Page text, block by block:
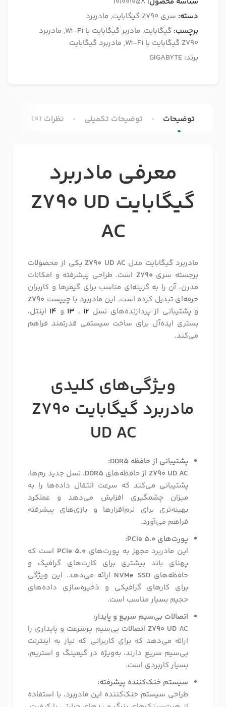
دسته: سری Z790 گیگابایت , مادربرد
برچسب: گیگابایت, مادربر گیگابایت با Wi-Fi , مادربرد
Z790 گیگابایت با Wi-Fi
, مادربرد گیگابایت
برند: GIGABYTE
توضیحات توضیحات تکمیلی نظرات (0)
معرفی مادربرد
گیگابایت Z790 UD
AC
مادربرد گیگابایت مدل Z790 UD ACیکی از محصولات
برجسته سری Z790 است. طراحی پیشرفته و امکانات
مدرن، آن را به گزینه‌ای مناسب برای گیمرها و کاربران
حرفه‌ای تبدیل کرده است. این مادربرد با چیپست Z790
و پشتیبانی از پردازنده‌های نسل 12 ، 13 و 14 اینتل،
بستری ایده‌آل برای ساخت سیستمی قدرتمند فراهم
می‌کند.
ویژگی‌های کلیدی
مادربرد گیگابایت Z790
UD AC
پشتیبانی از حافظه DDR5:
Z790 UD AC از حافظه‌های DDR5، نسل جدید رم‌ها،
پشتیبانی می‌کند که سرعت انتقال داده‌ها را به
میزان چشمگیری افزایش می‌دهد و عملکرد
بهینه‌تری برای نرم‌افزارها و بازی‌های پیشرفته
فراهم می‌آورد.
پورت‌های PCIe 5.0:
این مادربرد مجهز به پورت‌های PCIe 5.0 است که
پهنای باند بیشتری برای کارت‌های گرافیک و
حافظه‌هایNVMe SSD ارائه می‌دهد. این ویژگی
برای کارهای گرافیکی و ذخیره‌سازی داده‌های
حجیم بسیار مناسب است.
اتصالات بی‌سیم سریع و پایدار:
Z790 UD AC اتصالات بی‌سیم پرسرعت و پایداری را
ارائه می‌دهد که برای کاربرانی که نیاز به اینترنت
بی‌سیم سریع دارند، به‌ویژه در گیمینگ و استریم،
بسیار کاربردی است.
سیستم خنک‌کننده پیشرفته:
طراحی سیستم خنک‌کننده این مادربرد، با استفاده